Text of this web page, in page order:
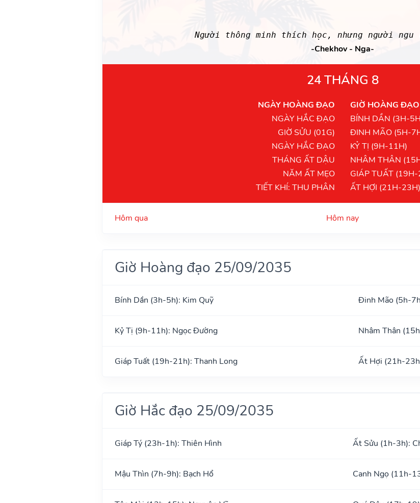
Người thông minh thích học, nhưng người
-Chekhov - Nga-
24 THÁNG 8
NGÀY HOÀNG ĐẠO
NGÀY HẮC ĐẠO
GIỜ SỬU (01G)
NGÀY HẮC ĐẠO
THÁNG ẤT DẬU
NĂM ẤT MẸO
TIẾT KHÍ: THU PHÂN
GIỜ HOÀNG ĐẠO
BÍNH DẦN (3H-
ĐINH MÃO (5H-
KỶ TỊ (9H-11H)
NHÂM THÂN
GIÁP TUẤT
ẤT HỢI (21H-23H)
Hôm qua Hôm nay
Giờ Hoàng đạo 25/09/2035
Bính Dần (3h-5h): Kim Quỹ Đinh Mão (5h-
Kỷ Tị (9h-11h): Ngọc Đường Nhâm Thân
Giáp Tuất (19h-21h): Thanh Long Ất Hợi (21h-
Giờ Hắc đạo 25/09/2035
Giáp Tý (23h-1h): Thiên Hình Ất Sửu (1h-3h):
Mậu Thìn (7h-9h): Bạch Hổ Canh Ngọ (11h-